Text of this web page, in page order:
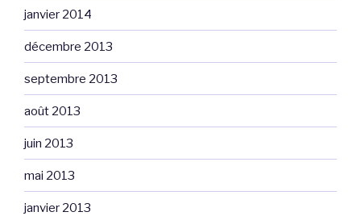
janvier 2014
décembre 2013
septembre 2013
août 2013
juin 2013
mai 2013
janvier 2013